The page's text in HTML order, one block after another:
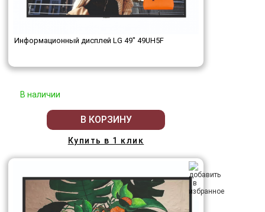
Информационный дисплей LG 49" 49UH5F
В наличии
В КОРЗИНУ
Купить в 1 клик